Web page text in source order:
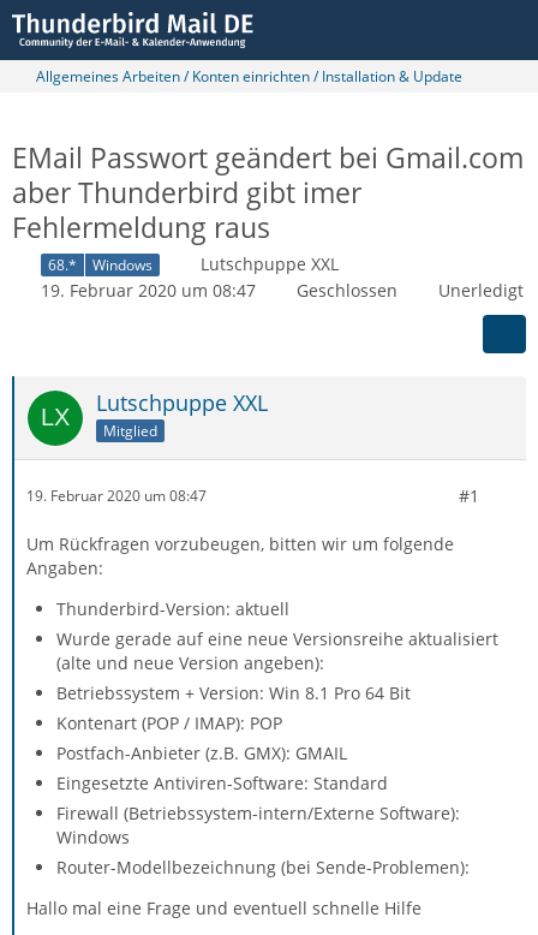
Allgemeines Arbeiten / Konten einrichten / Installation & Update
EMail Passwort geändert bei Gmail.com
aber Thunderbird gibt imer
Fehlermeldung raus
68.* Windows
Lutschpuppe XXL
19. Februar 2020 um 08:47
Geschlossen Unerledigt
Lutschpuppe XXL
Mitglied
19. Februar 2020 um 08:47 #1
Um Rückfragen vorzubeugen, bitten wir um folgende
Angaben:
Thunderbird-Version: aktuell
Wurde gerade auf eine neue Versionsreihe aktualisiert
(alte und neue Version angeben):
Betriebssystem + Version: Win 8.1 Pro 64 Bit
Kontenart (POP / IMAP): POP
Postfach-Anbieter (z.B. GMX): GMAIL
Eingesetzte Antiviren-Software: Standard
Firewall (Betriebssystem-intern/Externe Software):
Windows
Router-Modellbezeichnung (bei Sende-Problemen):
Hallo mal eine Frage und eventuell schnelle Hilfe